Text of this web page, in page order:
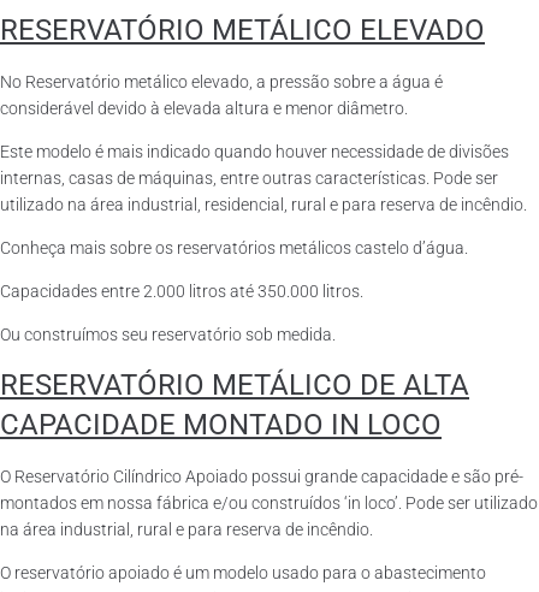
RESERVATÓRIO METÁLICO ELEVADO
No Reservatório metálico elevado, a pressão sobre a água é
considerável devido à elevada altura e menor diâmetro.
Este modelo é mais indicado quando houver necessidade de divisões
internas, casas de máquinas, entre outras características. Pode ser
utilizado na área industrial, residencial, rural e para reserva de incêndio.
Conheça mais sobre os reservatórios metálicos castelo d’água.
Capacidades entre 2.000 litros até 350.000 litros.
Ou construímos seu reservatório sob medida.
RESERVATÓRIO METÁLICO DE ALTA
CAPACIDADE MONTADO IN LOCO
O Reservatório Cilíndrico Apoiado possui grande capacidade e são pré-
montados em nossa fábrica e/ou construídos ‘in loco’. Pode ser utilizado
na área industrial, rural e para reserva de incêndio.
O reservatório apoiado é um modelo usado para o abastecimento